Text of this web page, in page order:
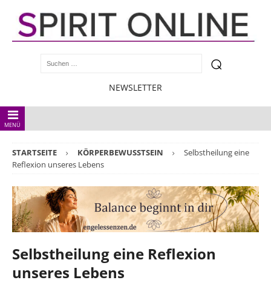
NEWSLETTER
MENÜ
STARTSEITE KÖRPERBEWUSSTSEIN
Selbstheilung eine
Reflexion unseres Lebens
Selbstheilung eine Reflexion
unseres Lebens